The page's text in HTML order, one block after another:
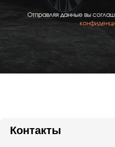
Отправляя данные вы
Контакты